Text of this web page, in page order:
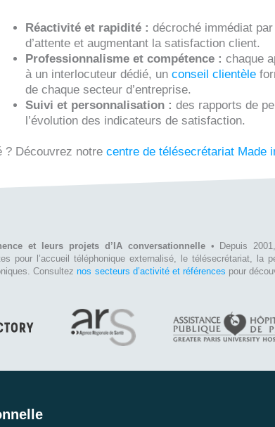
Réactivité et rapidité : décroché immédiat
d’attente et augmentant la satisfaction client.
Professionnalisme et compétence : chaque
à un interlocuteur dédié, un conseil clientèle
de chaque secteur d’entreprise.
Suivi et personnalisation : des rapports de
l’évolution des indicateurs de satisfaction.
? Découvrez notre centre de télésecrétariat Made
et leurs projets d’IA conversationnelle• Depuis
pour l’accueil téléphonique externalisé, le télésecrétariat, la
Consulteznos secteurs d’activité et références pour